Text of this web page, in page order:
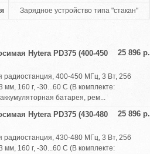
Зарядное устройство типа "стакан"
25 896 р.
Hytera PD375 (400-450
радиостанция, 400-450 МГц, 3 Вт, 256
мм, 160 г, -30...60 С (В комплекте:
батарея, рем...
25 896 р.
Hytera PD375 (430-480
радиостанция, 430-480 МГц, 3 Вт, 256
мм, 160 г, -30...60 С (В комплекте: